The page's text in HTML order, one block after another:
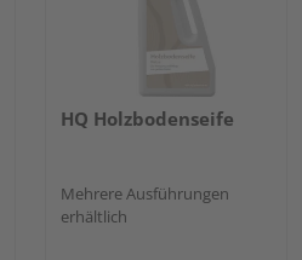
HQ Holzbodenseife
Mehrere Ausführungen
erhältlich